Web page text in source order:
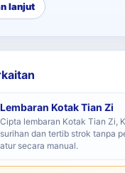
lanjut
Lembaran Kotak Tian Zi
Cipta lembaran Kotak Tian Zi,
surihan dan tertib strok tanpa
atur secara manual.